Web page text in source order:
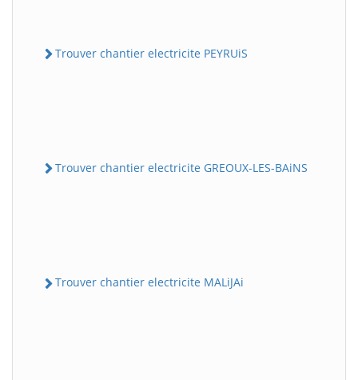
Trouver chantier electricite PEYRUiS
Trouver chantier electricite GREOUX-LES-BAiNS
Trouver chantier electricite MALiJAi